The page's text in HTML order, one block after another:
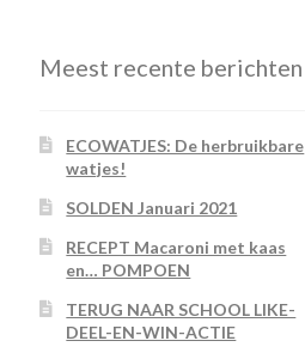
Meest recente berichten
ECOWATJES: De herbruikbare
watjes!
SOLDEN Januari 2021
RECEPT Macaroni met kaas
en… POMPOEN
TERUG NAAR SCHOOL LIKE-
DEEL-EN-WIN-ACTIE